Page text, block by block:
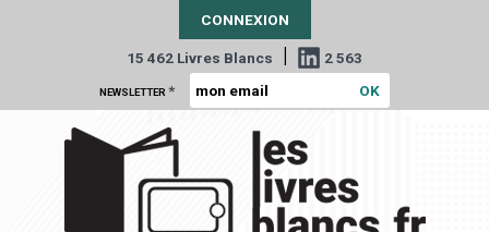
CONNEXION
15 462 Livres Blancs | 2 563
NEWSLETTER *